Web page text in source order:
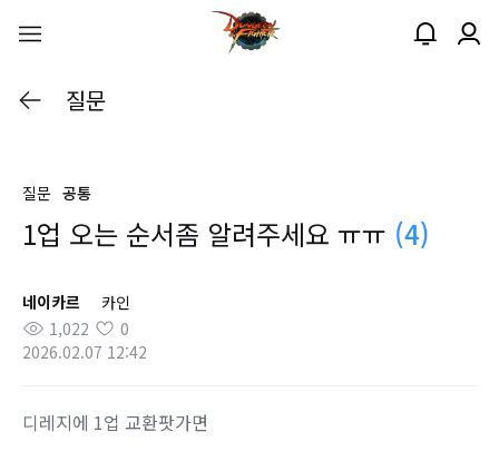
질문
질문 공통
1업 오는 순서좀 알려주세요 ㅠㅠ (4)
네이카르
카인
1,022
0
2026.02.07 12:42
디레지에 1업 교환팟가면